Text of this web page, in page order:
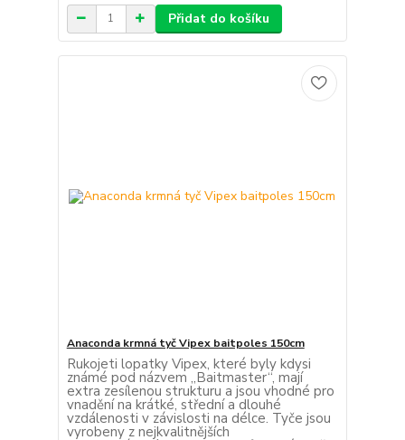
Přidat do košíku
Anaconda krmná tyč Vipex baitpoles 150cm
Rukojeti lopatky Vipex, které byly kdysi
známé pod názvem „Baitmaster“, mají
extra zesílenou strukturu a jsou vhodné pro
vnadění na krátké, střední a dlouhé
vzdálenosti v závislosti na délce. Tyče jsou
vyrobeny z nejkvalitnějších